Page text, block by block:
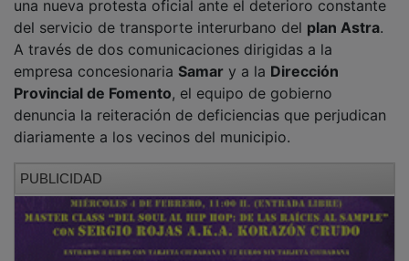
del servicio de transporte interurbano delplan Astra.
A través de dos comunicaciones dirigidas a la
empresa concesionariaSamary a laDirección
Provincial de Fomento, el equipo de gobierno
denuncia la reiteración de deficiencias que perjudican
diariamente a los vecinos del municipio.